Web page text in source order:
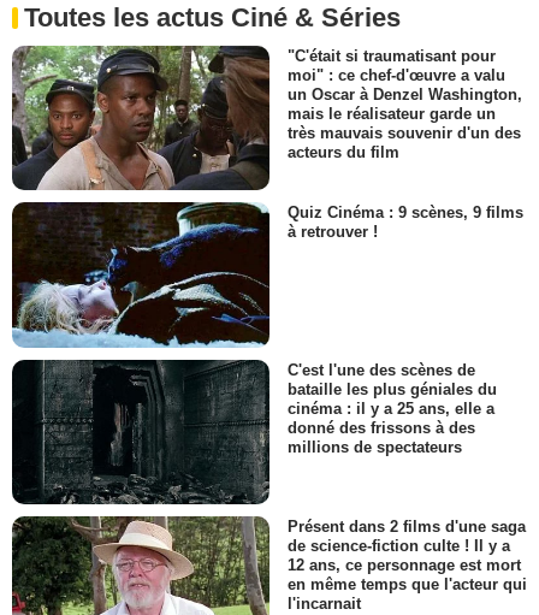
Toutes les actus Ciné & Séries
"C'était si traumatisant pour
moi" : ce chef-d'œuvre a valu
un Oscar à Denzel Washington,
mais le réalisateur garde un
très mauvais souvenir d'un des
acteurs du film
Quiz Cinéma : 9 scènes, 9 films
à retrouver !
C'est l'une des scènes de
bataille les plus géniales du
cinéma : il y a 25 ans, elle a
donné des frissons à des
millions de spectateurs
Présent dans 2 films d'une saga
de science-fiction culte ! Il y a
12 ans, ce personnage est mort
en même temps que l'acteur qui
l'incarnait